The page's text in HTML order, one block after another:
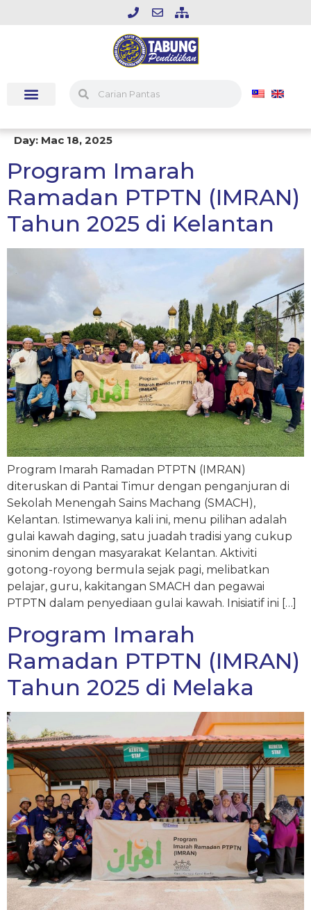
Day: Mac 18, 2025
Program Imarah
Ramadan PTPTN (IMRAN)
Tahun 2025 di Kelantan
Program Imarah Ramadan PTPTN (IMRAN)
diteruskan di Pantai Timur dengan penganjuran di
Sekolah Menengah Sains Machang (SMACH),
Kelantan. Istimewanya kali ini, menu pilihan adalah
gulai kawah daging, satu juadah tradisi yang cukup
sinonim dengan masyarakat Kelantan. Aktiviti
gotong-royong bermula sejak pagi, melibatkan
pelajar, guru, kakitangan SMACH dan pegawai
PTPTN dalam penyediaan gulai kawah. Inisiatif ini […]
Program Imarah
Ramadan PTPTN (IMRAN)
Tahun 2025 di Melaka